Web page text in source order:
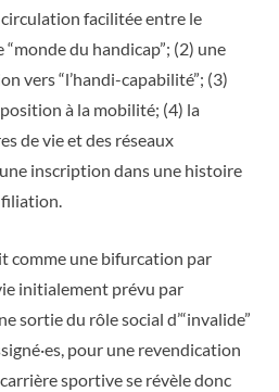
facilitée entre le
“monde du handicap”; (2) une
vers “l’handi-capabilité”; (3)
à la mobilité; (4) la
de vie et des réseaux
inscription dans une histoire
filiation.
comme une bifurcation par
initialement prévu par
sortie du rôle social d’“invalide”
pour une revendication
sportive se révèle donc